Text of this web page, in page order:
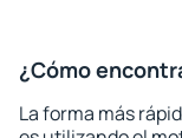
¿Cómo
La forma más